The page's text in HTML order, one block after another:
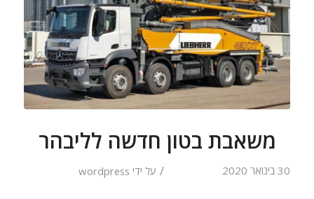
משאבת בטון חדשה לליבהר
30 בינואר 2020 / על ידי wordpress